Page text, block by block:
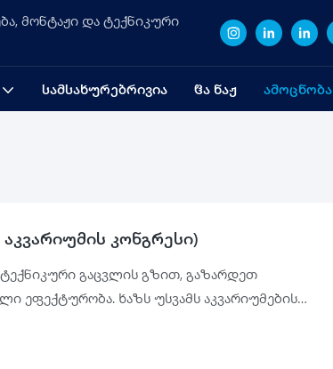
მონტაჟი და ტექნიკური
ᲡᲐᲛᲡᲐᲮᲣᲠᲔᲑᲠᲘᲕᲘᲐ ᲱᲐ ᲜᲐᲟ ᲐᲛᲝᲪᲜᲝᲑᲐ
კონგრესი)
გაცვლის გზით, გაზარდეთ
ეფექტურობა. ხაზს უსვამს აკვარიუმების